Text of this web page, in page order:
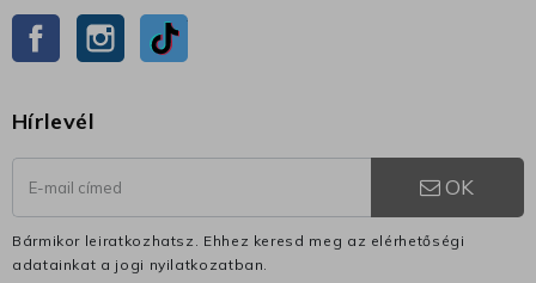
Facebook Instagram
Hírlevél
OK
Bármikor leiratkozhatsz. Ehhez keresd meg az elérhetőségi
adatainkat a jogi nyilatkozatban.